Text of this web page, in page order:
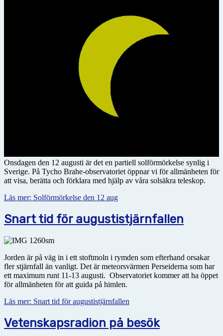
Onsdagen den 12 augusti är det en partiell solförmörkelse synlig i
Sverige. På Tycho Brahe-observatoriet öppnar vi för allmänheten för
att visa, berätta och förklara med hjälp av våra solsäkra teleskop.
Läs mer: Solförmörkelse den 12 aug
Snart tid för augustistjärnfallen
Jorden är på väg in i ett stoftmoln i rymden som efterhand orsakar
fler stjärnfall än vanligt. Det är meteorsvärmen Perseiderna som har
ett maximum runt 11-13 augusti. Observatoriet kommer att ha öppet
för allmänheten för att guida på himlen.
Läs mer: Snart tid för augustistjärnfallen
Vetenskapsradion på besök